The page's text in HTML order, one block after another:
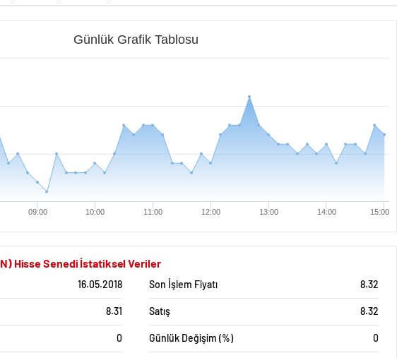
Günlük Grafik Tablosu
09:00 10:00 11:00 12:00 13:00 14:00 15:00
Hisse Senedi İstatiksel Veriler
16.05.2018 Son İşlem Fiyatı 8.32
8.31 Satış 8.32
0 Günlük Değişim (%) 0